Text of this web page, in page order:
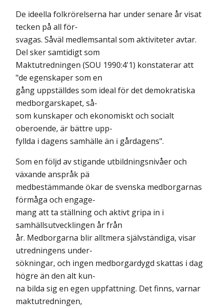
De ideella folkrörelserna har under senare år visat
tecken på all för-
svagas. Såväl medlemsantal som aktiviteter avtar.
Del sker samtidigt som
Maktutredningen (SOU 1990:4'1) konstaterar att
"de egenskaper som en
gång uppställdes som ideal för det demokratiska
medborgarskapet, så-
som kunskaper och ekonomiskt och socialt
oberoende, är bättre upp-
fyllda i dagens samhälle än i gårdagens".
Som en följd av stigande utbildningsnivåer och
växande anspråk pä
medbestämmande ökar de svenska medborgarnas
förmåga och engage-
mang att ta ställning och aktivt gripa in i
samhällsutvecklingen år från
år. Medborgarna blir alltmera självständiga, visar
utredningens under-
sökningar, och ingen medborgardygd skattas i dag
högre än den alt kun-
na bilda sig en egen uppfattning. Det finns, varnar
maktutredningen,